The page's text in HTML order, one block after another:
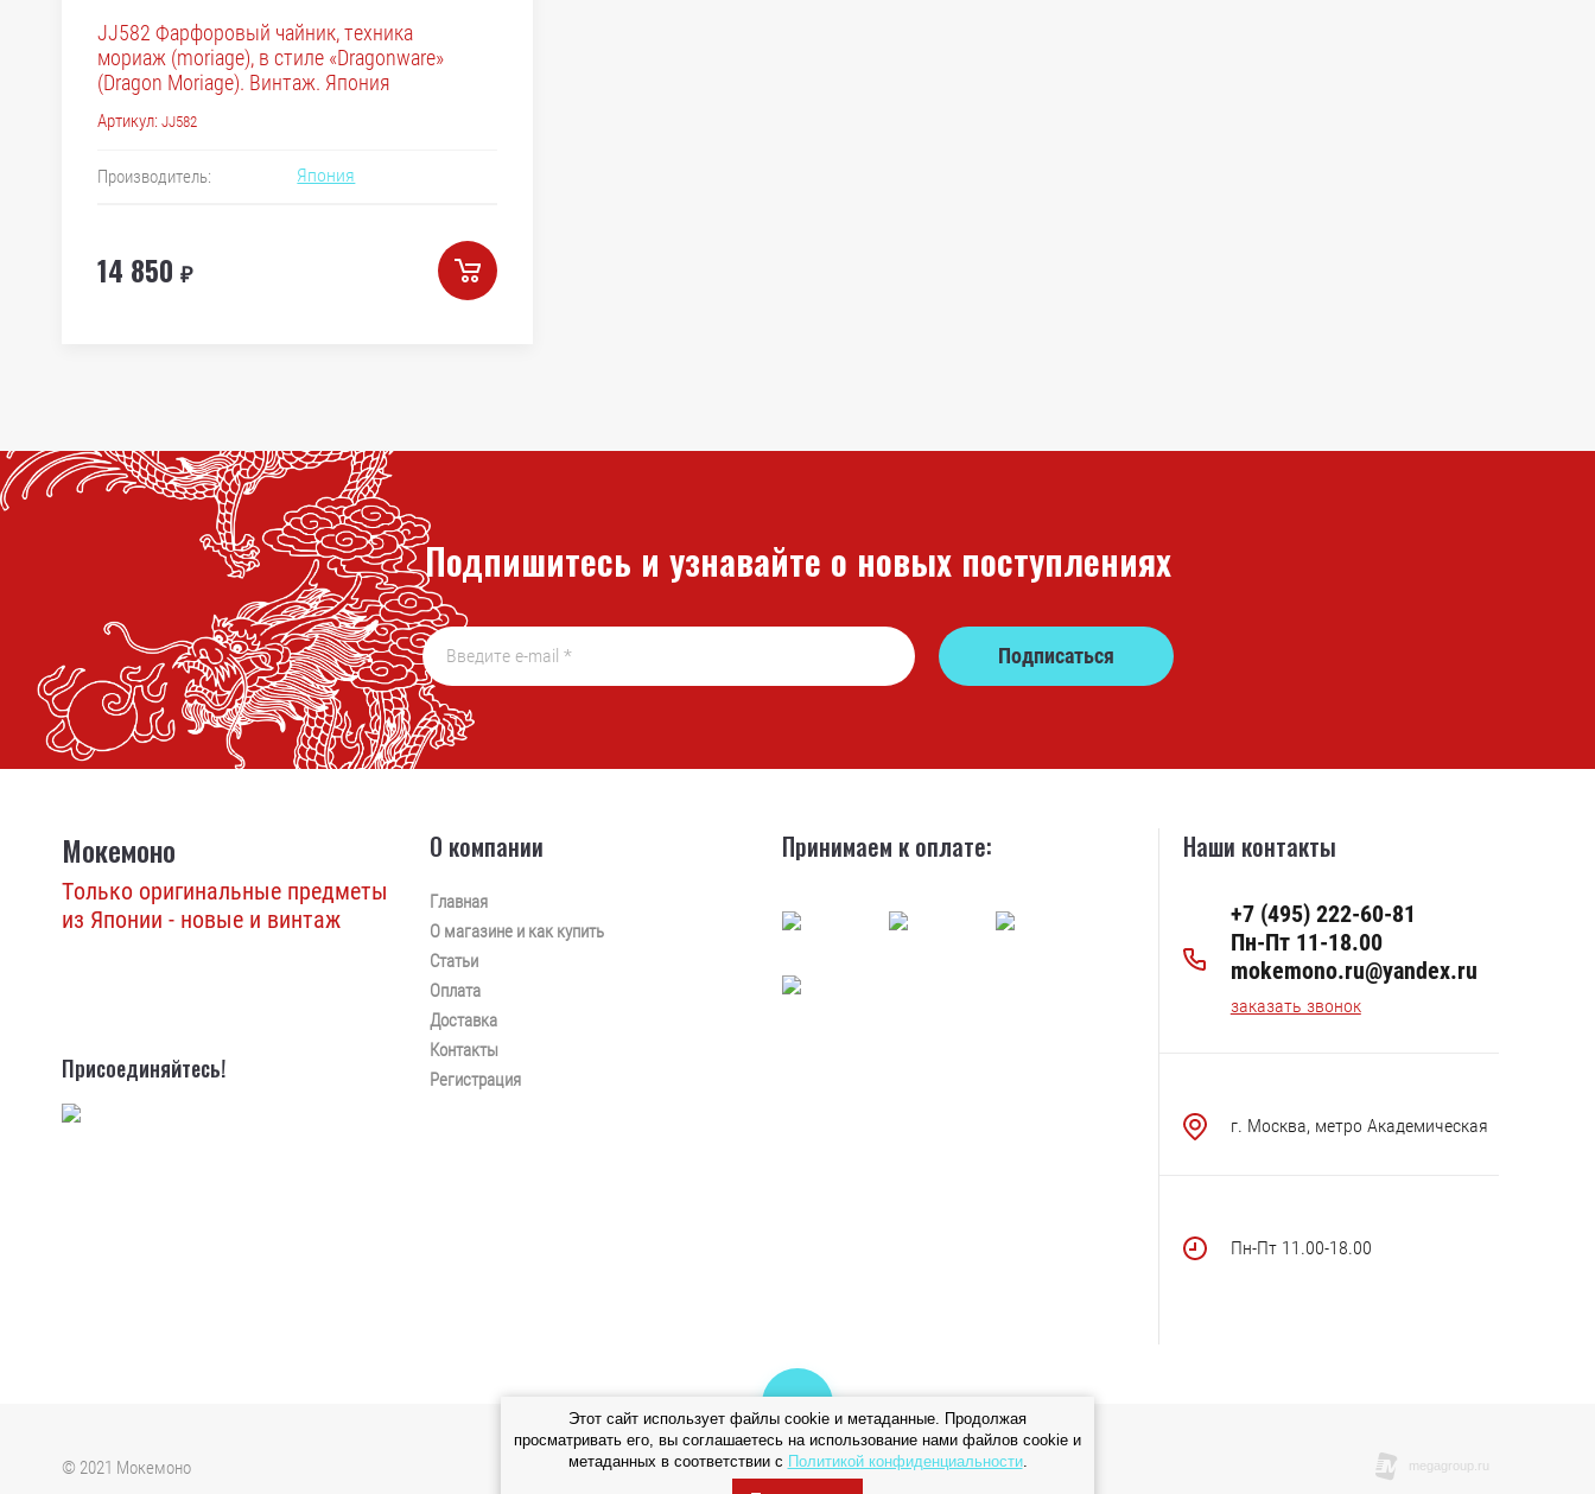
Этот сайт использует файлы cookie и метаданные. Продолжая
просматривать его, вы соглашаетесь на использование нами файлов cookie и
метаданных в соответствии с Политикой конфиденциальности.
JJ582 Фарфоровый чайник, техника
мориаж (moriage), в стиле «Dragonware»
(Dragon Moriage). Винтаж. Япония
Артикул: JJ582
Производитель: Япония
14 850 ₽
Подпишитесь и узнавайте о новых поступлениях
Подписаться
Мокемоно
Только оригинальные предметы
из Японии - новые и винтаж
Присоединяйтесь!
О компании
Главная
О магазине и как купить
Статьи
Оплата
Доставка
Контакты
Регистрация
Принимаем к оплате: Наши контакты
+7 (495) 222-60-81
Пн-Пт 11-18.00
mokemono.ru@yandex.ru
заказать звонок
г. Москва, метро Академическая
Пн-Пт 11.00-18.00
© 2021 Мокемоно